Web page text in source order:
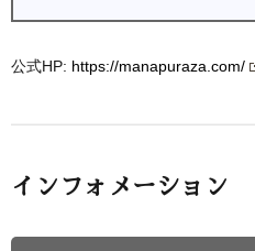
公式HP: https://manapuraza.com/
インフォメーション